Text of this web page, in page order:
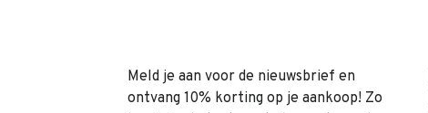
Meld je aan voor de nieuwsbrief en
ontvang 10% korting op je aankoop! Zo